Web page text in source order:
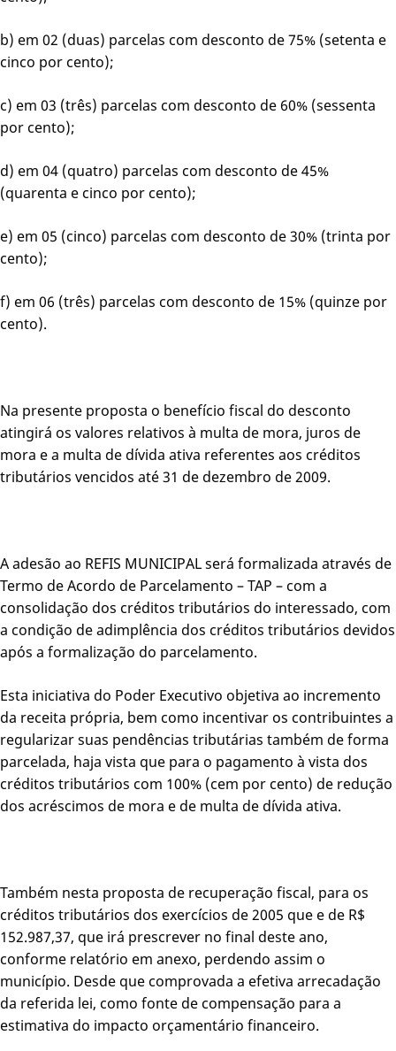
b) em 02 (duas) parcelas com desconto de 75% (setenta e
cinco por cento);
c) em 03 (três) parcelas com desconto de 60% (sessenta
por cento);
d) em 04 (quatro) parcelas com desconto de 45%
(quarenta e cinco por cento);
e) em 05 (cinco) parcelas com desconto de 30% (trinta por
cento);
f) em 06 (três) parcelas com desconto de 15% (quinze por
cento).
Na presente proposta o benefício fiscal do desconto
atingirá os valores relativos à multa de mora, juros de
mora e a multa de dívida ativa referentes aos créditos
tributários vencidos até 31 de dezembro de 2009.
A adesão ao REFIS MUNICIPAL será formalizada através de
Termo de Acordo de Parcelamento – TAP – com a
consolidação dos créditos tributários do interessado, com
a condição de adimplência dos créditos tributários devidos
após a formalização do parcelamento.
Esta iniciativa do Poder Executivo objetiva ao incremento
da receita própria, bem como incentivar os contribuintes a
regularizar suas pendências tributárias também de forma
parcelada, haja vista que para o pagamento à vista dos
créditos tributários com 100% (cem por cento) de redução
dos acréscimos de mora e de multa de dívida ativa.
Também nesta proposta de recuperação fiscal, para os
créditos tributários dos exercícios de 2005 que e de R$
152.987,37, que irá prescrever no final deste ano,
conforme relatório em anexo, perdendo assim o
município. Desde que comprovada a efetiva arrecadação
da referida lei, como fonte de compensação para a
estimativa do impacto orçamentário financeiro.